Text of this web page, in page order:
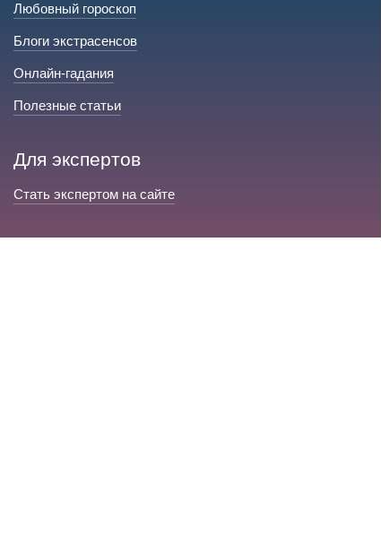
Любовный гороскоп
Блоги экстрасенсов
Онлайн-гадания
Полезные статьи
Для экспертов
Стать экспертом на сайте